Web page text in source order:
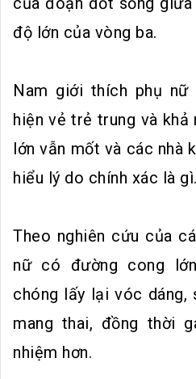
độ lớn của vòng ba.
Nam giới thích phụ
hiện vẻ trẻ trung và khả
lớn vẫn mốt và các nhà
hiểu lý do chính xác là gì.
Theo nghiên cứu của
nữ có đường cong
chóng lấy lại vóc dáng,
mang thai, đồng thời
nhiệm hơn.